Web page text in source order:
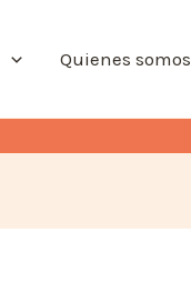
Quienes somos